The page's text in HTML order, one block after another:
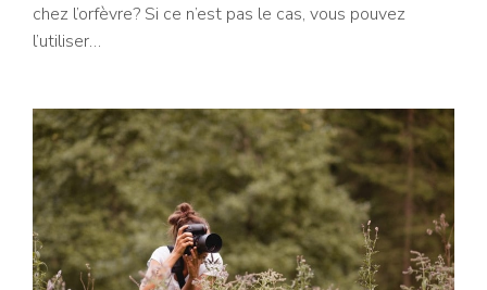
chez l’orfèvre? Si ce n’est pas le cas, vous pouvez
l’utiliser…